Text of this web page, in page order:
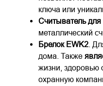
ключа или
Считыватель
металлический
Брелок EWK2 .
дома. Также
жизни, здоровью
охранную